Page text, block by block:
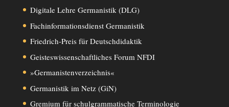
Digitale Lehre Germanistik (DLG)
Fachinformationsdienst Germanistik
Friedrich-Preis für Deutschdidaktik
Geisteswissenschaftliches Forum NFDI
»Germanistenverzeichnis«
Germanistik im Netz (GiN)
Gremium für schulgrammatische Terminologie